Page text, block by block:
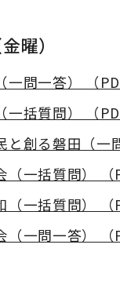
曜）
問一答） （
括質問） （
創る磐田（一
一括質問） （
一括質問） （
一問一答） （